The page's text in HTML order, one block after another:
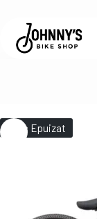
Stoc Epuizat